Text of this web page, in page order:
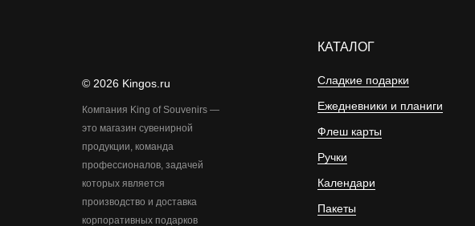
© 2026 Kingos.ru
Компания King of Souvenirs —
это магазин сувенирной
продукции, команда
профессионалов, задачей
которых является
производство и доставка
корпоративных подарков
КАТАЛОГ
Сладкие подарки
Ежедневники и планиги
Флеш карты
Ручки
Календари
Пакеты